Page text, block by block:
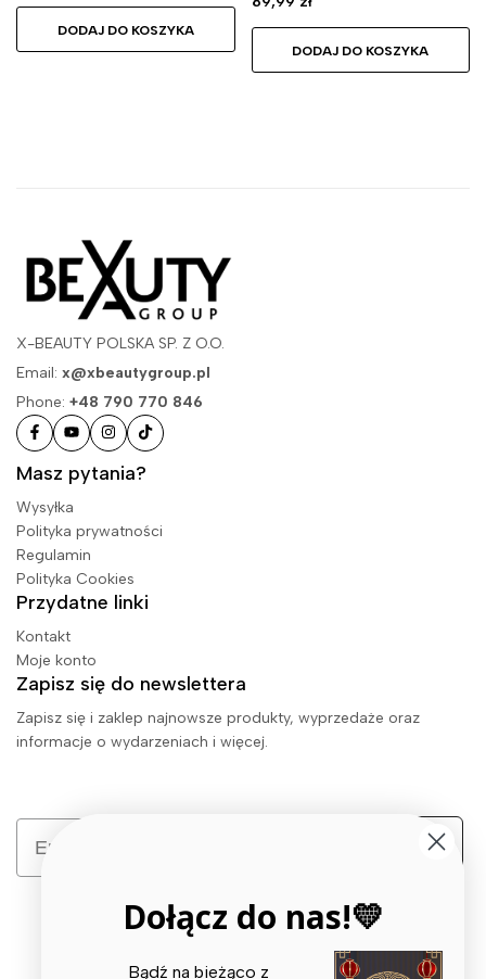
DODAJ DO KOSZYKA
DODAJ DO KOSZYKA
X-BEAUTY POLSKA SP. Z O.O.
Email: x@xbeautygroup.pl
Phone: +48 790 770 846
Masz pytania?
Wysyłka
Polityka prywatności
Regulamin
Polityka Cookies
Przydatne linki
Kontakt
Moje konto
Zapisz się do newslettera
Zapisz się i zaklep najnowsze produkty, wyprzedaże oraz
informacje o wydarzeniach i więcej.
Email
Zapisz się
Dołącz do nas!💛
Bądź na bieżąco z